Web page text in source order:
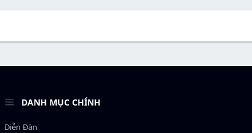
DANH MỤC CHÍNH
Diễn Đàn